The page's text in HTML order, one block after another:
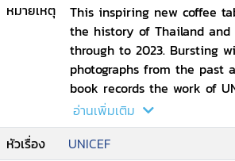
หมายเหตุ
This inspiring new coffee
the history of Thailand and
through to 2023. Bursting
photographs from the past
book records the work of
the nation's progress over
and the many remarkable
Thailand has made along
อ่านเพิ่มเติม
หัวเรื่อง
UNICEF